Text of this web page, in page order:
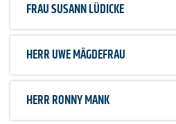
FRAUSUSANN LÜDICKE
HERRUWE MÄGDEFRAU
HERRRONNY MANK